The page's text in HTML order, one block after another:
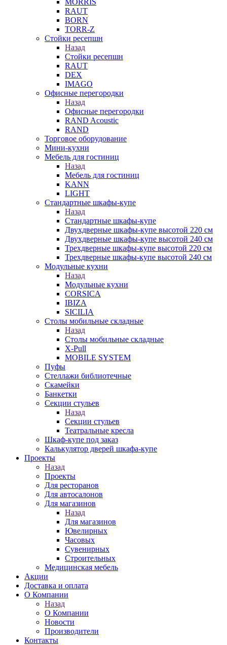
MORRIS
RAUT
BORN
TORR-Z
Стойки ресепшн
Назад
Стойки ресепшн
RAUT
DEX
IMAGO
Офисные перегородки
Назад
Офисные перегородки
RAND Acoustic
RAND
Торговое оборудование
Мини-кухни
Мебель для гостиниц
Назад
Мебель для гостиниц
KANN
LIGHT
Стандартные шкафы-купе
Назад
Стандартные шкафы-купе
Двухдверные шкафы-купе высотой 220 см
Двухдверные шкафы-купе высотой 240 см
Трехдверные шкафы-купе высотой 220 см
Трехдверные шкафы-купе высотой 240 см
Модульные кухни
Назад
Модульные кухни
CORSICA
IBIZA
SICILIA
Столы мобильные складные
Назад
Столы мобильные складные
X-Pull
MOBILE SYSTEM
Пуфы
Стеллажи библиотечные
Скамейки
Банкетки
Секции стульев
Назад
Секции стульев
Театральные кресла
Шкаф-купе под заказ
Калькулятор дверей шкафа-купе
Проекты
Назад
Проекты
Для ресторанов
Для автосалонов
Для магазинов
Назад
Для магазинов
Ювелирных
Часовых
Сувенирных
Строительных
Медицинская мебель
Акции
Доставка и оплата
О Компании
Назад
О Компании
Новости
Производители
Контакты